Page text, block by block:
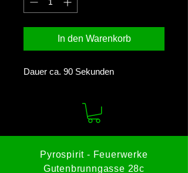
In den Warenkorb
Dauer ca. 90 Sekunden
Pyrospirit - Feuerwerke
Gutenbrunngasse 28c